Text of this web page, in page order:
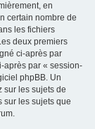
en
certain nombre de
les fichiers
deux premiers
ci-après par
après par « session-
phpBB. Un
sur les sujets de
sur les sujets que